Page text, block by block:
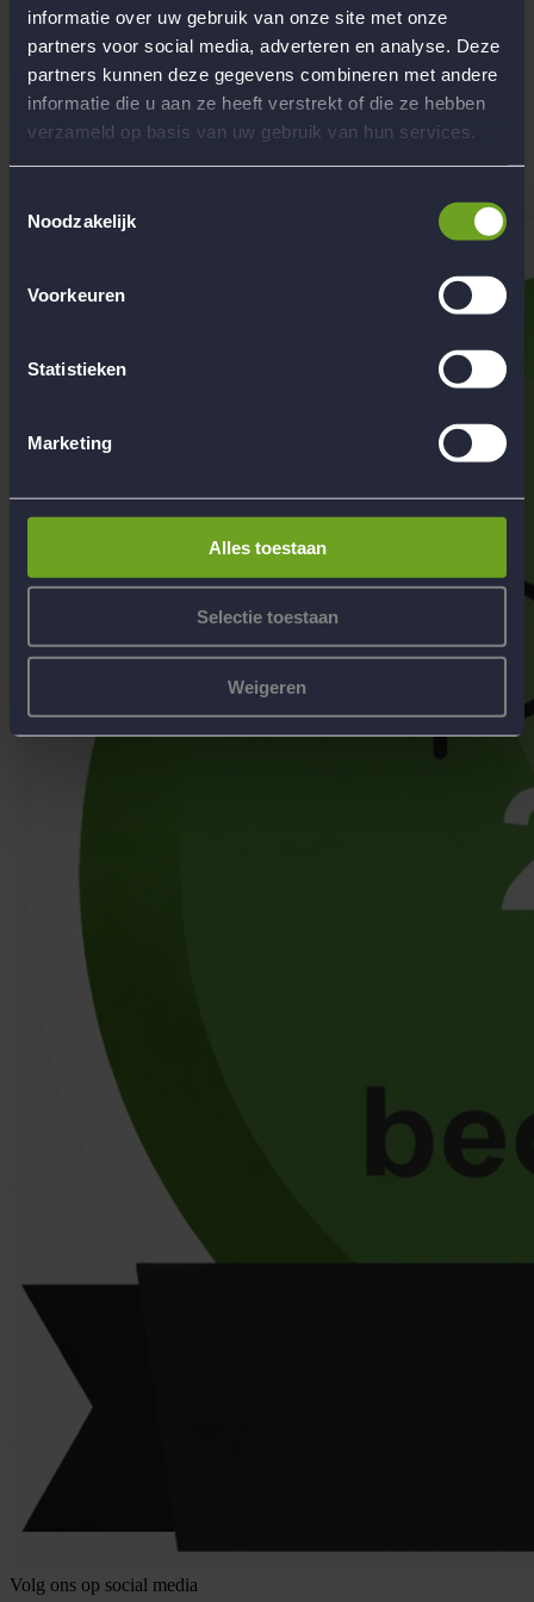
informatie over uw gebruik van onze site met onze
partners voor social media, adverteren en analyse. Deze
partners kunnen deze gegevens combineren met andere
informatie die u aan ze heeft verstrekt of die ze hebben
verzameld op basis van uw gebruik van hun services.
Noodzakelijk
Voorkeuren
Statistieken
Marketing
Alles toestaan
Selectie toestaan
Weigeren
Griekenland, Engeland, Oostenrijk, Zwitzerland, Hongarije,
Begeleiding
Werken bij Flow Reizen
Hoofdkantoor Flow Reizen
Contact
Volg ons op social media